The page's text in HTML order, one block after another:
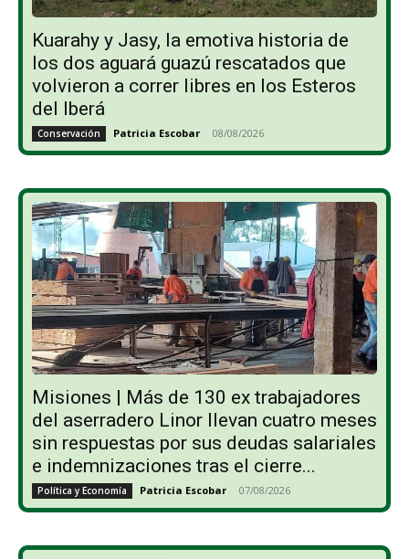
Kuarahy y Jasy, la emotiva historia de
los dos aguará guazú rescatados que
volvieron a correr libres en los Esteros
del Iberá
Conservación Patricia Escobar - 08/08/2026
Misiones | Más de 130 ex trabajadores
del aserradero Linor llevan cuatro meses
sin respuestas por sus deudas salariales
e indemnizaciones tras el cierre...
Política y Economía Patricia Escobar - 07/08/2026